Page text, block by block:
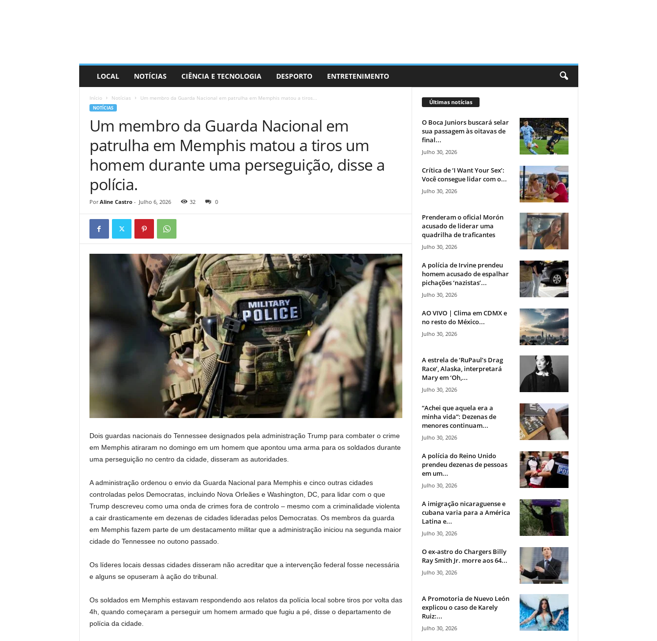
LOCAL NOTÍCIAS CIÊNCIA E TECNOLOGIA DESPORTO ENTRETENIMENTO
Início Notícias Um membro da Guarda Nacional em patrulha em Memphis matou a tiros...
NOTÍCIAS
Um membro da Guarda Nacional em
patrulha em Memphis matou a tiros um
homem durante uma perseguição, disse a
polícia.
Por Aline Castro- Julho 6, 2026 32 0
Dois guardas nacionais do Tennessee designados pela administração Trump para combater o crime
em Memphis atiraram no domingo em um homem que apontou uma arma para os soldados durante
uma perseguição no centro da cidade, disseram as autoridades.
A administração ordenou o envio da Guarda Nacional para Memphis e cinco outras cidades
controladas pelos Democratas, incluindo Nova Orleães e Washington, DC, para lidar com o que
Trump descreveu como uma onda de crimes fora de controlo – mesmo com a criminalidade violenta
a cair drasticamente em dezenas de cidades lideradas pelos Democratas. Os membros da guarda
em Memphis fazem parte de um destacamento militar que a administração iniciou na segunda maior
cidade do Tennessee no outono passado.
Os líderes locais dessas cidades disseram não acreditar que a intervenção federal fosse necessária
e alguns se opuseram à ação do tribunal.
Os soldados em Memphis estavam respondendo aos relatos da polícia local sobre tiros por volta das
4h, quando começaram a perseguir um homem armado que fugiu a pé, disse o departamento de
polícia da cidade.
Últimas notícias
O Boca Juniors buscará selar
sua passagem às oitavas de
final...
Julho 30, 2026
Crítica de ‘I Want Your Sex’:
Você consegue lidar com o...
Julho 30, 2026
Prenderam o oficial Morón
acusado de liderar uma
quadrilha de traficantes
Julho 30, 2026
A polícia de Irvine prendeu
homem acusado de espalhar
pichações ‘nazistas’...
Julho 30, 2026
AO VIVO | Clima em CDMX e
no resto do México...
Julho 30, 2026
A estrela de ‘RuPaul’s Drag
Race’, Alaska, interpretará
Mary em ‘Oh,...
Julho 30, 2026
“Achei que aquela era a
minha vida”: Dezenas de
menores continuam...
Julho 30, 2026
A polícia do Reino Unido
prendeu dezenas de pessoas
em um...
Julho 30, 2026
A imigração nicaraguense e
cubana varia para a América
Latina e...
Julho 30, 2026
O ex-astro do Chargers Billy
Ray Smith Jr. morre aos 64...
Julho 30, 2026
A Promotoria de Nuevo León
explicou o caso de Karely
Ruiz:...
Julho 30, 2026